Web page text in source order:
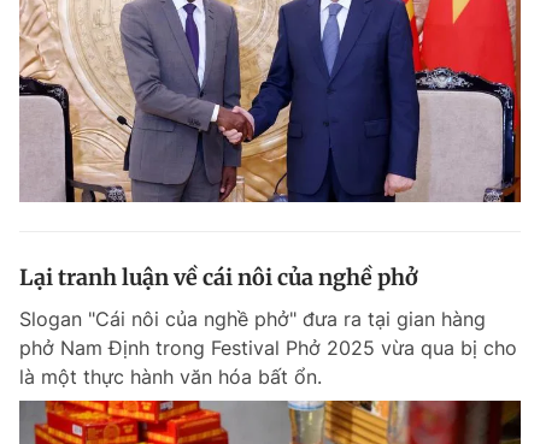
Lại tranh luận về cái nôi của nghề phở
Slogan "Cái nôi của nghề phở" đưa ra tại gian hàng
phở Nam Định trong Festival Phở 2025 vừa qua bị cho
là một thực hành văn hóa bất ổn.